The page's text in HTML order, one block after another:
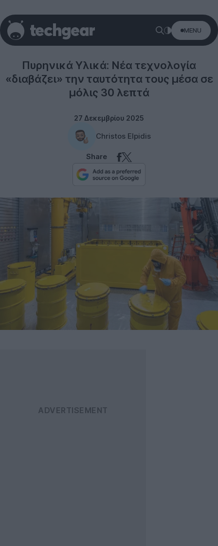
MENU
Πυρηνικά Υλικά: Νέα τεχνολογία
«διαβάζει» την ταυτότητα τους μέσα σε
μόλις 30 λεπτά
27 Δεκεμβρίου 2025
Christos Elpidis
Share